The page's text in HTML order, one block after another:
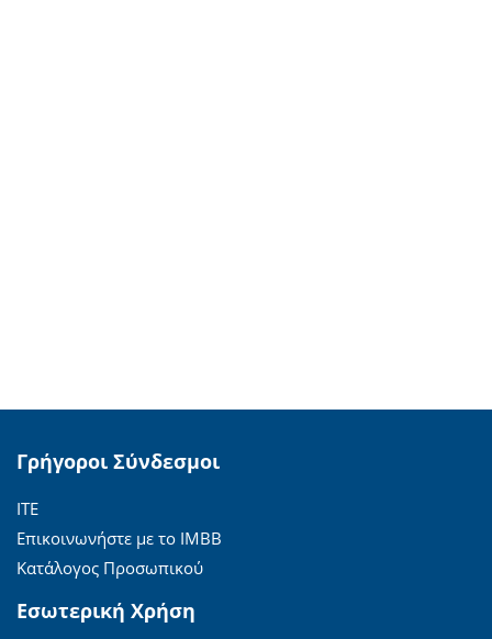
Γρήγοροι Σύνδεσμοι
ΙΤΕ
Επικοινωνήστε με το ΙΜΒΒ
Κατάλογος Προσωπικού
Εσωτερική Χρήση